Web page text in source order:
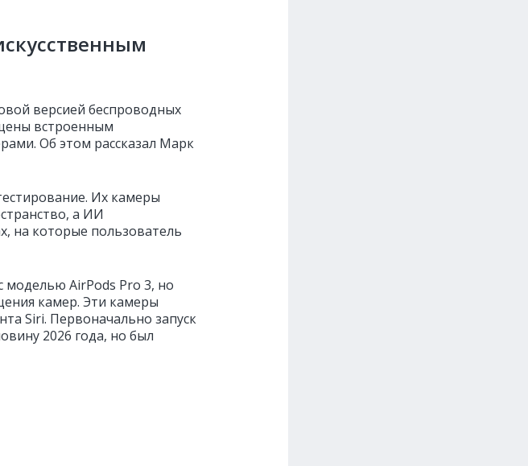
версией беспроводных
встроенным
Об этом рассказал Марк
Их камеры
а ИИ
на которые пользователь
моделью AirPods Pro 3, но
камер. Эти камеры
Siri. Первоначально запуск
2026 года, но был